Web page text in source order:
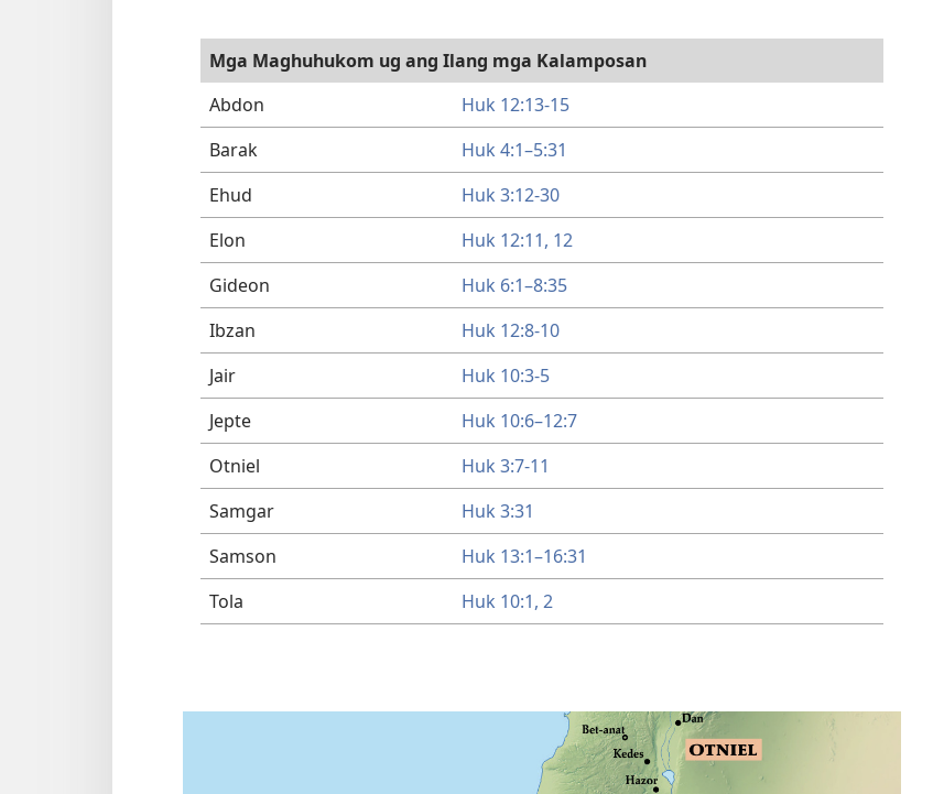
Mga Maghuhukom ug ang Ilang mga Kalamposan
Abdon
Huk 12:13-15
Barak
Huk 4:1–​5:31
Ehud
Huk 3:12-30
Elon
Huk 12:​11, 12
Gideon
Huk 6:1–​8:35
Ibzan
Huk 12:8-10
Jair
Huk 10:3-5
Jepte
Huk 10:6–​12:7
Otniel
Huk 3:7-11
Samgar
Huk 3:31
Samson
Huk 13:1–​16:31
Tola
Huk 10:​1, 2